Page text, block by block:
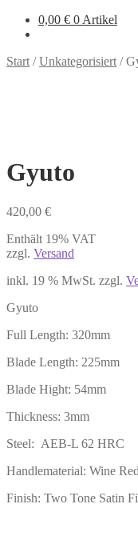
0,00 € 0 Artikel
Start /Unkategorisiert /
Gyuto
420,00 €
Enthält 19% VAT
zzgl. Versand
inkl. 19 % MwSt. zzgl.
Gyuto
Full Length: 320mm
Blade Length: 225mm
Blade Hight: 54mm
Thickness: 3mm
Steel: AEB-L 62 HRC
Handlematerial: Wine
Finish: Two Tone Satin